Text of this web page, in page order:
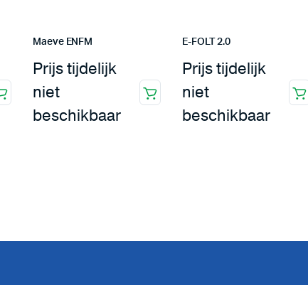
Maeve ENFM
Prijs tijdelijk
niet
beschikbaar
E-FOLT 2.0
Prijs tijdelijk
niet
beschikbaar